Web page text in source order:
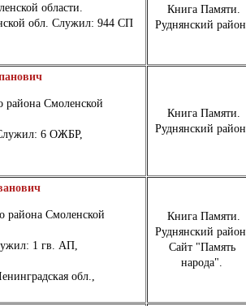
области.
обл. Служил: 944 СП
Книга Памяти.
Руднянский район.
района Смоленской
6 ОЖБР,
Книга Памяти.
Руднянский район.
района Смоленской
1 гв. АП,
обл.,
Книга Памяти.
Руднянский район.
Сайт "Память
народа".